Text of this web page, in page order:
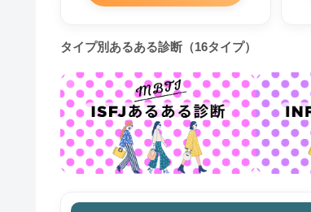
タイプ別あるある診断（16タイプ）